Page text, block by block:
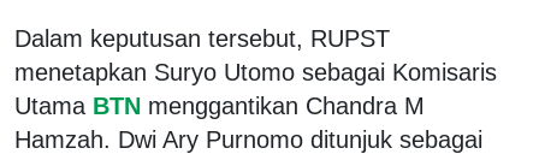
Dalam keputusan tersebut, RUPST
menetapkan Suryo Utomo sebagai Komisaris
Utama BTN menggantikan Chandra M
Hamzah. Dwi Ary Purnomo ditunjuk sebagai